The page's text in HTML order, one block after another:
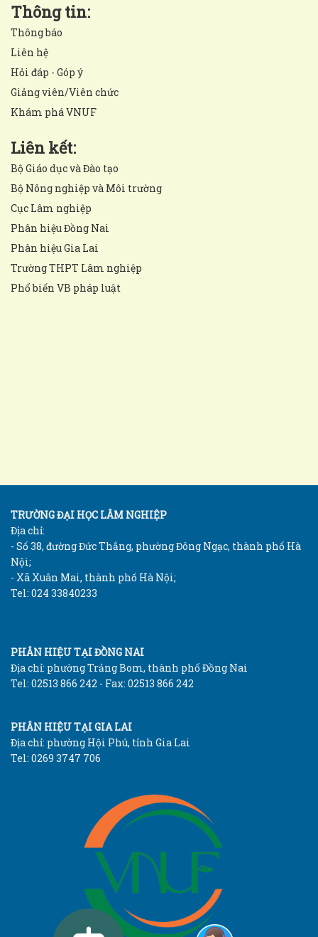
Thông tin:
Thông báo
Liên hệ
Hỏi đáp - Góp ý
Giảng viên/Viên chức
Khám phá VNUF
Liên kết:
Bộ Giáo dục và Đào tạo
Bộ Nông nghiệp và Môi trường
Cục Lâm nghiệp
Phân hiệu Đồng Nai
Phân hiệu Gia Lai
Trường THPT Lâm nghiệp
Phổ biến VB pháp luật
TRƯỜNG ĐẠI HỌC LÂM NGHIỆP
Địa chỉ:
- Số 38, đường Đức Thắng, phường Đông Ngạc, thành phố Hà
Nội;
- Xã Xuân Mai, thành phố Hà Nội;
Tel: 024 33840233
PHÂN HIỆU TẠI ĐỒNG NAI
Địa chỉ: phường Trảng Bom, thành phố Đồng Nai
Tel: 02513 866 242 - Fax: 02513 866 242
PHÂN HIỆU TẠI GIA LAI
Địa chỉ: phường Hội Phú, tỉnh Gia Lai
Tel: 0269 3747 706